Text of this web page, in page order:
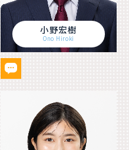
小野宏樹
Ono Hiroki